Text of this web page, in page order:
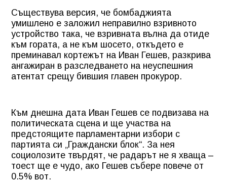
Съществува версия, че бомбаджията
умишлено е заложил неправилно взривното
устройство така, че взривната вълна да отиде
към гората, а не към шосето, откъдето е
преминавал кортежът на Иван Гешев, разкрива
ангажиран в разследването на неуспешния
атентат срещу бившия главен прокурор.
Към днешна дата Иван Гешев се подвизава на
политическата сцена и ще участва на
предстоящите парламентарни избори с
партията си „Граждански блок“. За нея
социолозите твърдят, че радарът не я хваща –
тоест ще е чудо, ако Гешев събере повече от
0.5% вот.